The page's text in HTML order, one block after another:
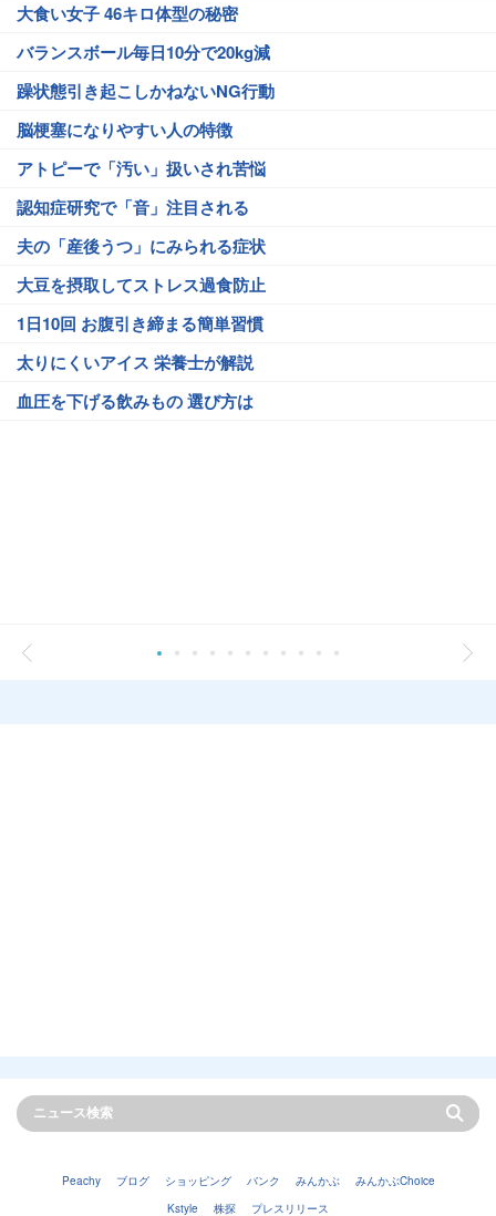
大食い女子 46キロ体型の秘密
バランスボール毎日10分で20kg減
躁状態引き起こしかねないNG行動
脳梗塞になりやすい人の特徴
アトピーで「汚い」扱いされ苦悩
認知症研究で「音」注目される
夫の「産後うつ」にみられる症状
大豆を摂取してストレス過食防止
1日10回 お腹引き締まる簡単習慣
太りにくいアイス 栄養士が解説
血圧を下げる飲みもの 選び方は
Peachy ブログ ショッピング バンク みんかぶ
みんかぶChoice
Kstyle
株探 プレスリリース